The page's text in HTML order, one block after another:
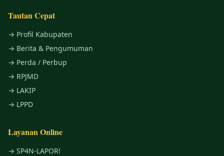
Tautan Cepat
→ Profil Kabupaten
→ Berita & Pengumuman
→ Perda / Perbup
→ RPJMD
→ LAKIP
→ LPPD
Layanan Online
→ SP4N-LAPOR!